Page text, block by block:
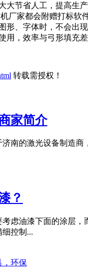
大节省人工，提高生
厂家都会附赠打标
形、字体时，不会出
用，效率与弓形填充
转载需授权！
家简介
南的激光设备制造
？
虑油漆下面的涂层
控制...